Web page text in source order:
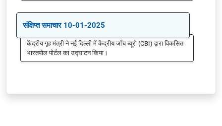
संक्षिप्त समाचार 10-01-2025
केंद्रीय गृह मंत्री ने नई दिल्ली में केंद्रीय जाँच ब्यूरो (CBI) द्वारा विकसित
भारतपोल पोर्टल का उद्घाटन किया।